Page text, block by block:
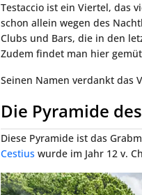
Testaccio ist ein Viertel, das
schon allein wegen des
Clubs und Bars, die in den
Zudem findet man hier
Seinen Namen verdankt das
Die Pyramide
Diese Pyramide ist das
Cestiuswurde im Jahr 12 v.